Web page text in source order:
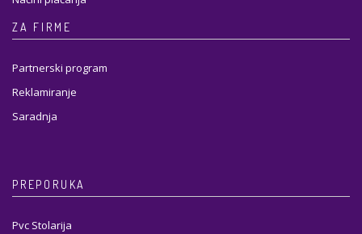
ZA FIRME
Partnerski program
Reklamiranje
Saradnja
PREPORUKA
Pvc Stolarija